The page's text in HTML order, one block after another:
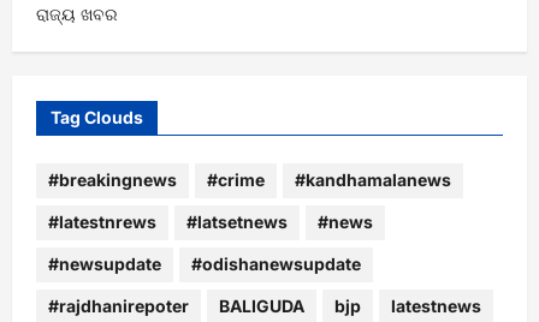
ରାଜ୍ୟ ଖବର
Tag Clouds
#breakingnews #crime #kandhamalanews
#latestnrews #latsetnews #news
#newsupdate #odishanewsupdate
#rajdhanirepoter BALIGUDA bjp latestnews